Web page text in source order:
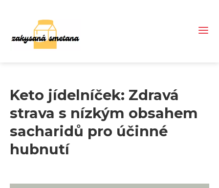
Keto jídelníček: Zdravá
strava s nízkým obsahem
sacharidů pro účinné
hubnutí